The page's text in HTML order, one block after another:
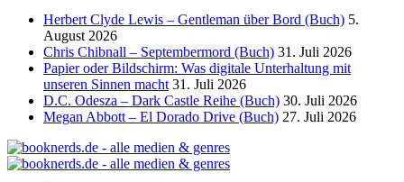
Herbert Clyde Lewis – Gentleman über Bord (Buch) 5.
August 2026
Chris Chibnall – Septembermord (Buch) 31. Juli 2026
Papier oder Bildschirm: Was digitale Unterhaltung mit
unseren Sinnen macht 31. Juli 2026
D.C. Odesza – Dark Castle Reihe (Buch) 30. Juli 2026
Megan Abbott – El Dorado Drive (Buch) 27. Juli 2026